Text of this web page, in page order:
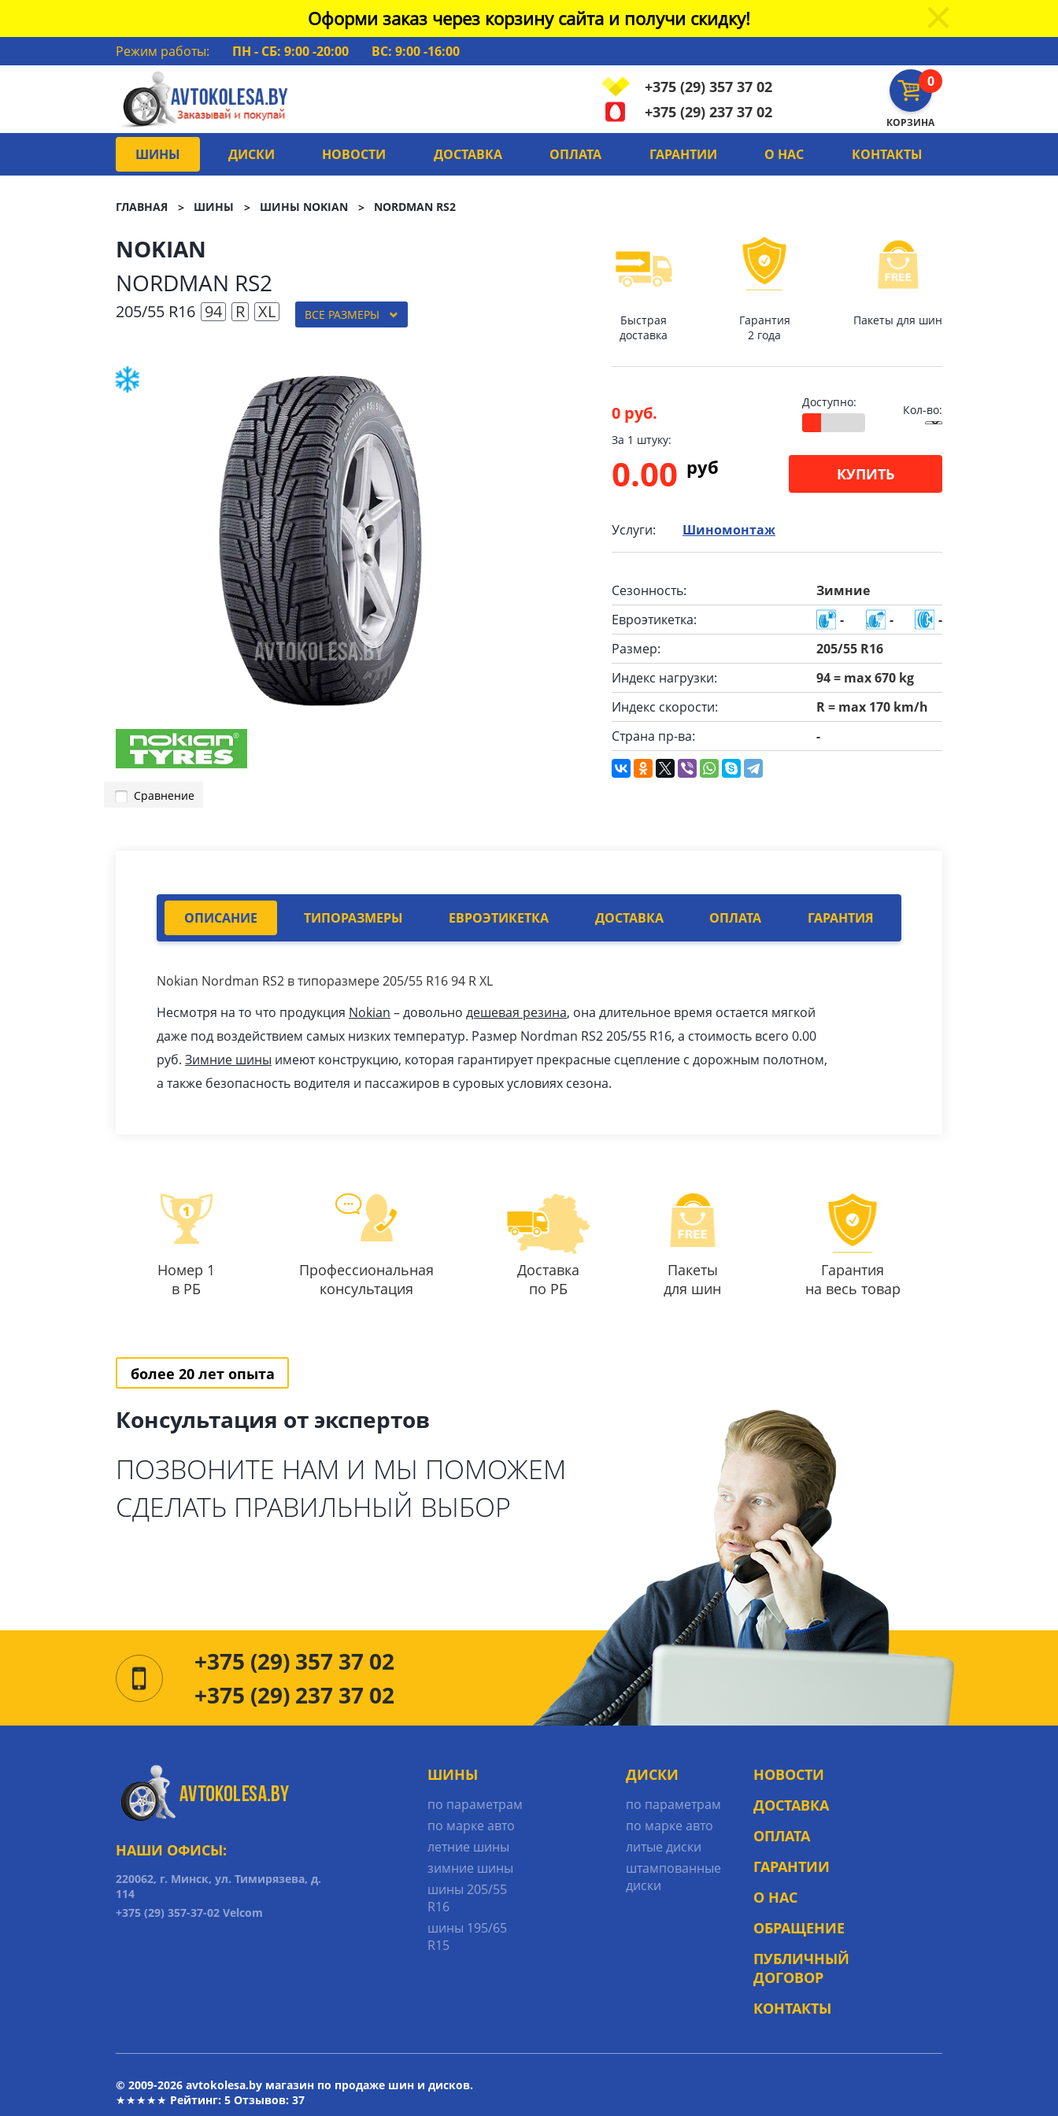
Оформи заказ через корзину сайта и получи скидку!
Режим работы: ПН - СБ: 9:00 -20:00
ВС: 9:00 -16:00
0
КОРЗИНА
+375 (29) 357 37 02
+375 (29) 237 37 02
ШИНЫ ДИСКИ НОВОСТИ ДОСТАВКА ОПЛАТА ГАРАНТИИ О НАС КОНТАКТЫ
ГЛАВНАЯ ШИНЫ ШИНЫ NOKIAN NORDMAN RS2
NOKIAN
NORDMAN RS2
205/55 R16 94 R XL ВСЕ РАЗМЕРЫ
Сравнение
Быстрая
доставка
Гарантия
2 года
Пакеты для шин
0 руб.
Доступно:
Кол-во:
За 1 штуку:
0.00 pуб КУПИТЬ
Услуги: Шиномонтаж
Сезонность:
Зимние
Евроэтикетка:
- -
-
Размер:
205/55 R16
Индекс нагрузки:
94 = max 670 kg
Индекс скорости:
R = max 170 km/h
Страна пр-ва:
-
ОПИСАНИЕ ТИПОРАЗМЕРЫ ЕВРОЭТИКЕТКА ДОСТАВКА ОПЛАТА ГАРАНТИЯ
Nokian Nordman RS2 в типоразмере 205/55 R16 94 R XL
Несмотря на то что продукция Nokian – довольно дешевая резина, она длительное время остается мягкой
даже под воздействием самых низких температур. Размер Nordman RS2 205/55 R16, а стоимость всего 0.00
pуб. Зимние шины имеют конструкцию, которая гарантирует прекрасные сцепление с дорожным полотном,
а также безопасность водителя и пассажиров в суровых условиях сезона.
Номер 1
в РБ
Профессиональная
консультация
Доставка
по РБ
Пакеты
для шин
Гарантия
на весь товар
более 20 лет опыта
Консультация от экспертов
ПОЗВОНИТЕ НАМ И МЫ ПОМОЖЕМ
СДЕЛАТЬ ПРАВИЛЬНЫЙ ВЫБОР
+375 (29) 357 37 02
+375 (29) 237 37 02
НАШИ ОФИСЫ:
220062, г. Минск, ул. Тимирязева, д.
114
+375 (29) 357-37-02 Velcom
ШИНЫ
по параметрам
по марке авто
летние шины
зимние шины
шины 205/55
R16
шины 195/65
R15
ДИСКИ
по параметрам
по марке авто
литые диски
штампованные
диски
НОВОСТИ
ДОСТАВКА
ОПЛАТА
ГАРАНТИИ
О НАС
ОБРАЩЕНИЕ
ПУБЛИЧНЫЙ
ДОГОВОР
КОНТАКТЫ
© 2009-2026 avtokolesa.by магазин по продаже шин и дисков.
★★★★★ Рейтинг: 5 Отзывов: 37